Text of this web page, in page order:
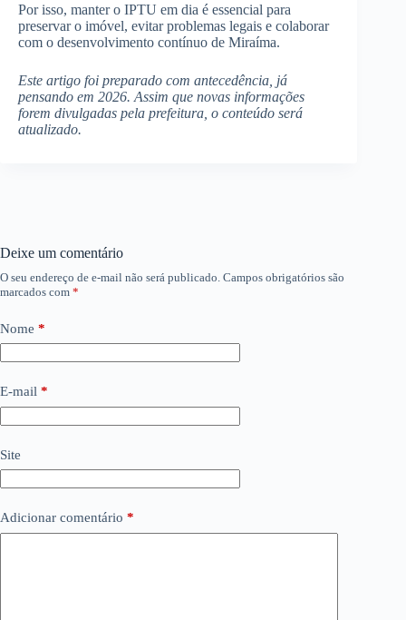
Por isso, manter o IPTU em dia é essencial para
preservar o imóvel, evitar problemas legais e colaborar
com o desenvolvimento contínuo de Miraíma.
Este artigo foi preparado com antecedência, já
pensando em 2026. Assim que novas informações
forem divulgadas pela prefeitura, o conteúdo será
atualizado.
Deixe um comentário
O seu endereço de e-mail não será publicado. Campos obrigatórios são
marcados com *
Nome *
E-mail *
Site
Adicionar comentário *